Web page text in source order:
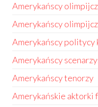
Amerykańscy
Amerykańscy
Amerykańscy politycy
Amerykańscy
Amerykańscy tenorzy
Amerykańskie aktorki